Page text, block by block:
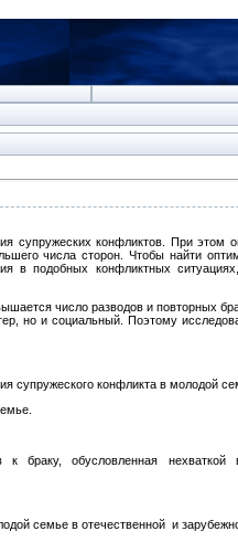
супружеских конфликтов. При этом
числа сторон. Чтобы найти
в подобных конфликтных
число разводов и повторных
но и социальный. Поэтому
супружеского конфликта в молодой
браку, обусловленная нехваткой
семье в отечественной и